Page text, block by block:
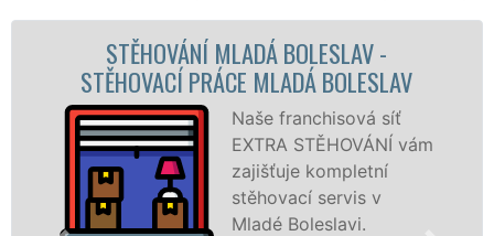
MLADÁ BOLESLAV -
MLADÁ BOLESLAV
Naše franchisová síť
EXTRA STĚHOVÁNÍ vám
zajišťuje kompletní
stěhovací servis v
Mladé Boleslavi.
STĚHOVACÍ
STĚHOVACÍ